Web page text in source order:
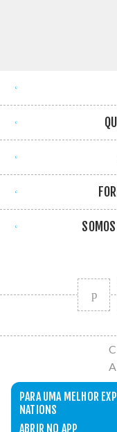
PARA UMA MELHOR
NATIONS
ABRIR NO APP